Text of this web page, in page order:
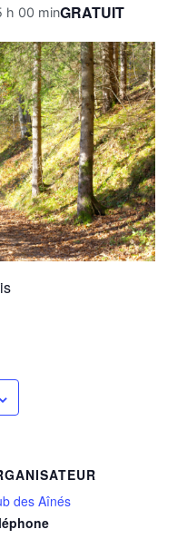
h 00 minGRATUIT
des Aînés